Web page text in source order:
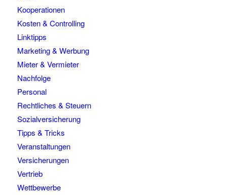
Kooperationen
Kosten & Controlling
Linktipps
Marketing & Werbung
Mieter & Vermieter
Nachfolge
Personal
Rechtliches & Steuern
Sozialversicherung
Tipps & Tricks
Veranstaltungen
Versicherungen
Vertrieb
Wettbewerbe